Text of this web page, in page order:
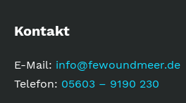
Kontakt
E-Mail: info@fewoundmeer.de
Telefon: 05603 – 9190 230